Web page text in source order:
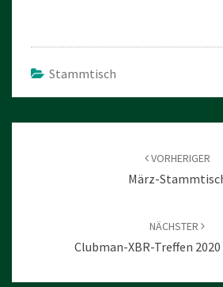
Stammtisch
VORHERIGER
März-
NÄCHSTER
Clubman-XBR-Treffen 2020